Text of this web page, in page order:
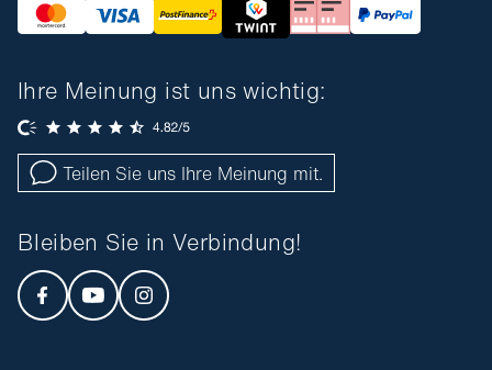
Ihre Meinung ist uns wichtig:
Teilen Sie uns Ihre Meinung mit.
Bleiben Sie in Verbindung!